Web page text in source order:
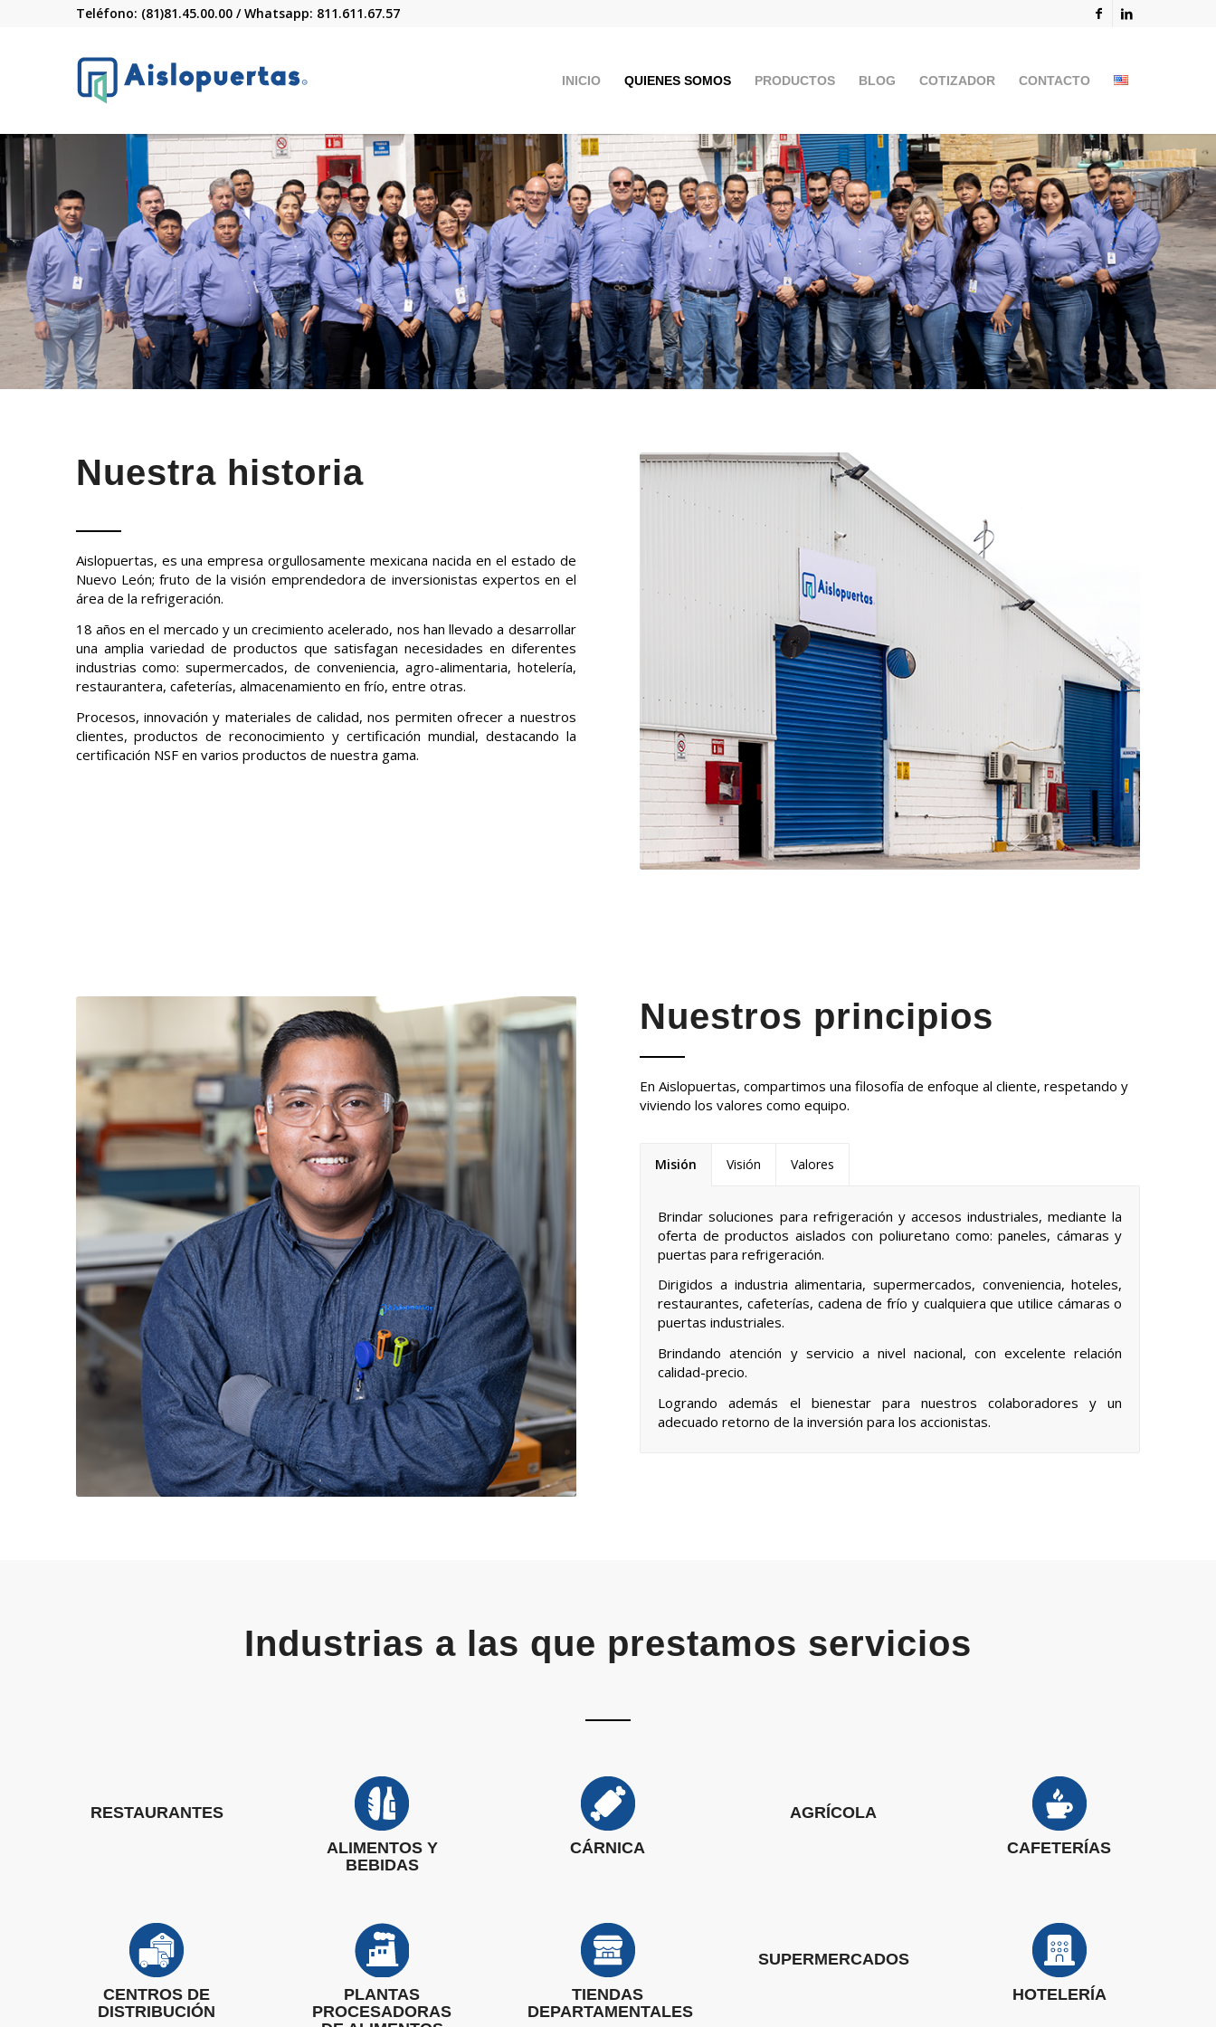
Teléfono: (81)81.45.00.00 / Whatsapp: 811.611.67.57
R INICIO QUIENES SOMOS PRODUCTOS BLOG COTIZADOR CONTACTO
Nuestra historia
Aislopuertas, es una empresa orgullosamente mexicana nacida en el estado de
Nuevo León; fruto de la visión emprendedora de inversionistas expertos en el
área de la refrigeración.
18 años en el mercado y un crecimiento acelerado, nos han llevado a desarrollar
una amplia variedad de productos que satisfagan necesidades en diferentes
industrias como: supermercados, de conveniencia, agro-alimentaria, hotelería,
restaurantera, cafeterías, almacenamiento en frío, entre otras.
Procesos, innovación y materiales de calidad, nos permiten ofrecer a nuestros
clientes, productos de reconocimiento y certificación mundial, destacando la
certificación NSF en varios productos de nuestra gama.
Nuestros principios
En Aislopuertas, compartimos una filosofía de enfoque al cliente, respetando y
viviendo los valores como equipo.
Misión Visión Valores
Brindar soluciones para refrigeración y accesos industriales, mediante la
oferta de productos aislados con poliuretano como: paneles, cámaras y
puertas para refrigeración.
Dirigidos a industria alimentaria, supermercados, conveniencia, hoteles,
restaurantes, cafeterías, cadena de frío y cualquiera que utilice cámaras o
puertas industriales.
Brindando atención y servicio a nivel nacional, con excelente relación
calidad-precio.
Logrando además el bienestar para nuestros colaboradores y un
adecuado retorno de la inversión para los accionistas.
Industrias a las que prestamos servicios
RESTAURANTES
ALIMENTOS Y
BEBIDAS
CÁRNICA
AGRÍCOLA
CAFETERÍAS
CENTROS DE
DISTRIBUCIÓN
PLANTAS
PROCESADORAS
TIENDAS
DEPARTAMENTALES
SUPERMERCADOS
HOTELERÍA